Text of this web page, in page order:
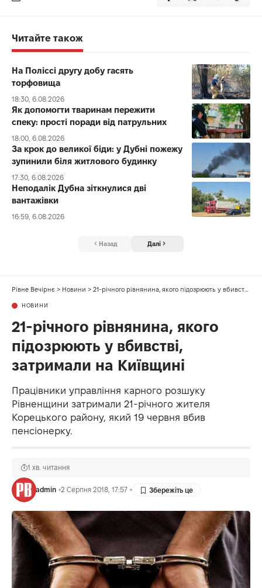
Читайте також
На Поліссі другу добу гасять
торфовища
18:30, 6.08.2026
Як допомогти тваринам пережити
спеку: прості поради від патрульних
18:00, 6.08.2026
За крок до великої біди: у Дубні пожежу
зупинили біля житлового будинку
17:30, 6.08.2026
Неподалік Дубна зіткнулися дві
вантажівки
16:59, 6.08.2026
Назад Далі
Рівне Вечірнє > Новини > 21-річного рівнянина, якого підозрюють у вбивстві, затримали на Київщині
НОВИНИ
21-річного рівнянина, якого
підозрюють у вбивстві,
затримали на Київщині
Працівники управління карного розшуку
Рівненщини затримали 21-річного жителя
Корецького району, який 19 червня вбив
пенсіонерку.
admin 2 Серпня 2018, 17:57
1 хв. читання